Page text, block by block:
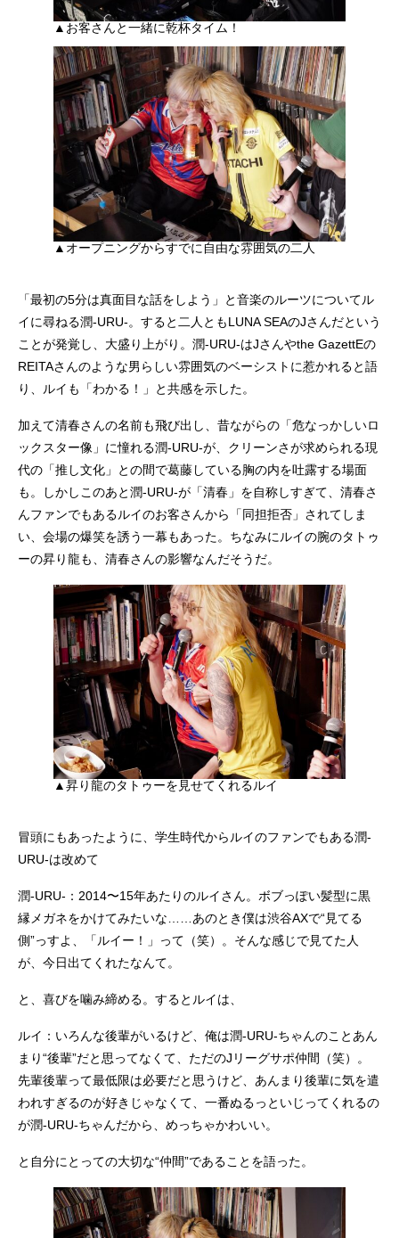
▲お客さんと一緒に乾杯タイム！
▲オープニングからすでに自由な雰囲気の二人
「最初の5分は真面目な話をしよう」と音楽のルーツについてル
イに尋ねる潤-URU-。すると二人ともLUNA SEAのJさんだという
ことが発覚し、大盛り上がり。潤-URU-はJさんやthe GazettEの
REITAさんのような男らしい雰囲気のベーシストに惹かれると語
り、ルイも「わかる！」と共感を示した。
加えて清春さんの名前も飛び出し、昔ながらの「危なっかしいロ
ックスター像」に憧れる潤-URU-が、クリーンさが求められる現
代の「推し文化」との間で葛藤している胸の内を吐露する場面
も。しかしこのあと潤-URU-が「清春」を自称しすぎて、清春さ
んファンでもあるルイのお客さんから「同担拒否」されてしま
い、会場の爆笑を誘う一幕もあった。ちなみにルイの腕のタトゥ
ーの昇り龍も、清春さんの影響なんだそうだ。
▲昇り龍のタトゥーを見せてくれるルイ
冒頭にもあったように、学生時代からルイのファンでもある潤-
URU-は改めて
潤-URU-：2014〜15年あたりのルイさん。ボブっぽい髪型に黒
縁メガネをかけてみたいな……あのとき僕は渋谷AXで“見てる
側”っすよ、「ルイー！」って（笑）。そんな感じで見てた人
が、今日出てくれたなんて。
と、喜びを噛み締める。するとルイは、
ルイ：いろんな後輩がいるけど、俺は潤-URU-ちゃんのことあん
まり“後輩”だと思ってなくて、ただのJリーグサポ仲間（笑）。
先輩後輩って最低限は必要だと思うけど、あんまり後輩に気を遣
われすぎるのが好きじゃなくて、一番ぬるっといじってくれるの
が潤-URU-ちゃんだから、めっちゃかわいい。
と自分にとっての大切な“仲間”であることを語った。